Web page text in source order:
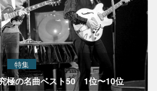
特集
極の名曲ベスト50 1位〜10位